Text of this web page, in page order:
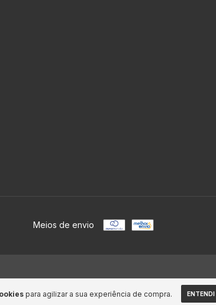
para agilizar a sua experiência de compra. ENTENDI
Meios de envio